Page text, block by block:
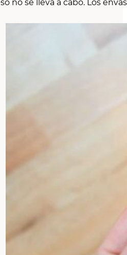
no se lleva a cabo. Los